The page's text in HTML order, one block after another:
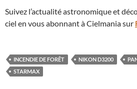
Suivez l’actualité astronomique et
ciel en vous abonnant à Cielmania sur
INCENDIE DE FORÊT NIKON D3200
STARMAX